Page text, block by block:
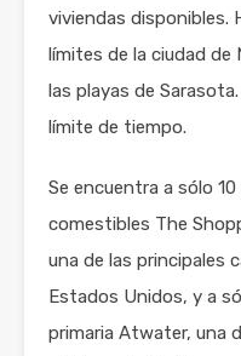
viviendas disponibles.
límites de la ciudad de
las playas de
límite de tiempo.
Se encuentra a sólo
comestibles The
una de las principales
Estados Unidos, y a
primaria Atwater, una